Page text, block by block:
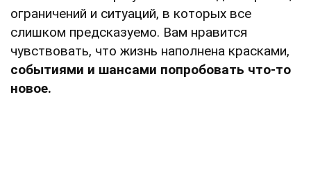
ограничений и ситуаций, в которых все
слишком предсказуемо. Вам нравится
чувствовать, что жизнь наполнена красками,
событиями и шансами попробовать что-то
новое.